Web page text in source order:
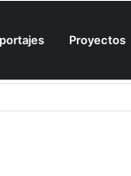
Proyectos